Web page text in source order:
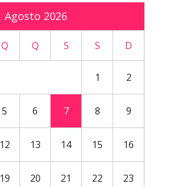
Agosto 2026
Q Q S S D
1 2
5 6 7 8 9
12 13 14 15 16
19 20 21 22 23